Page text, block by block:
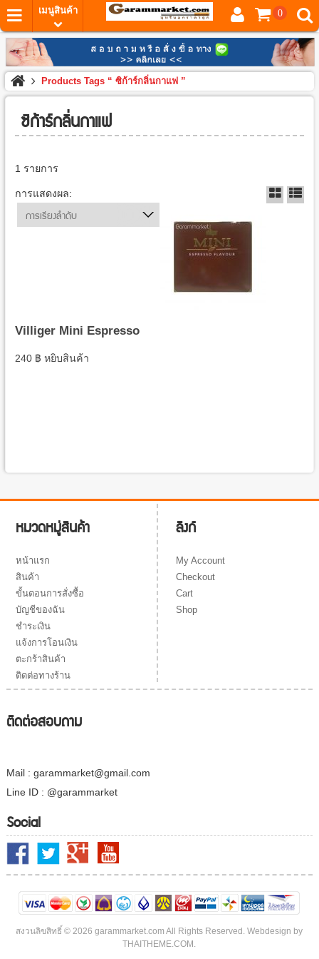
เมนูสินค้า 0
Products Tags “ ซิก้าร์กลิ่นกาแฟ ”
ซิก้าร์กลิ่นกาแฟ
1 รายการ
การแสดงผล:
การเรียงลำดับ
Villiger Mini Espresso
240 ฿ หยิบสินค้า
หมวดหมู่สินค้า
หน้าแรก
สินค้า
ขั้นตอนการสั่งซื้อ
บัญชีของฉัน
ชำระเงิน
แจ้งการโอนเงิน
ตะกร้าสินค้า
ติดต่อทางร้าน
ลิงก์
My Account
Checkout
Cart
Shop
ติดต่อสอบถาม
Mail : garammarket@gmail.com
Line ID : @garammarket
Social
สงวนลิขสิทธิ์ © 2026 garammarket.com All Rights Reserved. Webdesign by
THAITHEME.COM.